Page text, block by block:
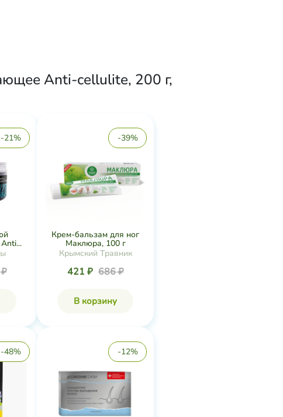
Anti-cellulite, 200 г,
-21% -39%
Крем-бальзам для ног
Маклюра, 100 г
Крымский Травник
421 ₽ 686 ₽
В корзину
-48% -12%